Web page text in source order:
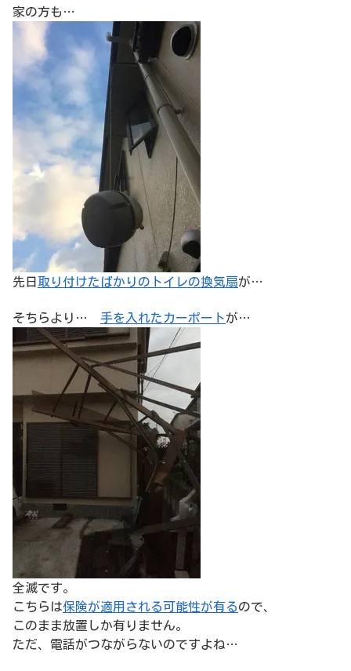
家の方も…
先日 取り付けたばかりのトイレの換気扇が…
そちらより… 手を入れたカーポートが…
全滅です。
こちらは保険が適用される可能性が有るので、
このまま放置しか有りません。
ただ、電話がつながらないのですよね…